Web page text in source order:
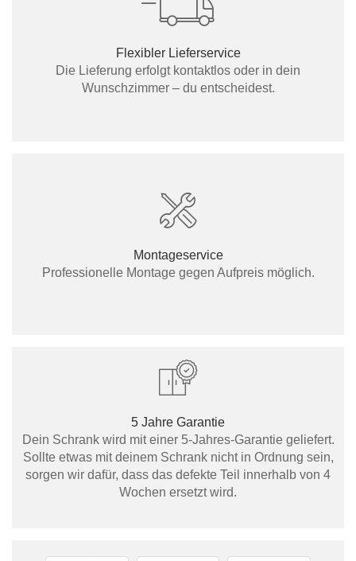
Flexibler Lieferservice
Die Lieferung erfolgt kontaktlos oder in dein
Wunschzimmer – du entscheidest.
Montageservice
Professionelle Montage gegen Aufpreis möglich.
5 Jahre Garantie
Dein Schrank wird mit einer 5-Jahres-Garantie geliefert.
Sollte etwas mit deinem Schrank nicht in Ordnung sein,
sorgen wir dafür, dass das defekte Teil innerhalb von 4
Wochen ersetzt wird.